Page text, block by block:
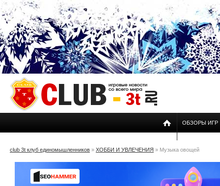
ОБЗОРЫ ИГР
club 3t клуб единомышленников » ХОББИ И УВЛЕЧЕНИЯ » Музыка овощей